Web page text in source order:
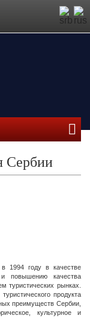
Сербии
1994 году в качестве
и повышению качества
туристических рынках.
продукта
преимуществ Сербии,
культурное и